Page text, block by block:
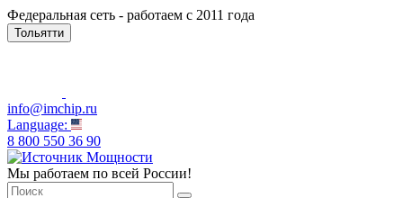
Федеральная сеть - работаем с 2011 года
Тольятти
info@imchip.ru
Language:
8 800 550 36 90
Мы работаем по всей России!